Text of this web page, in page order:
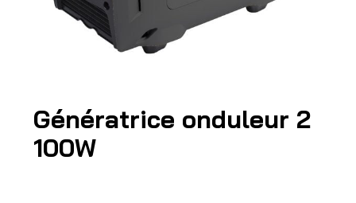
Génératrice onduleur 2
100W